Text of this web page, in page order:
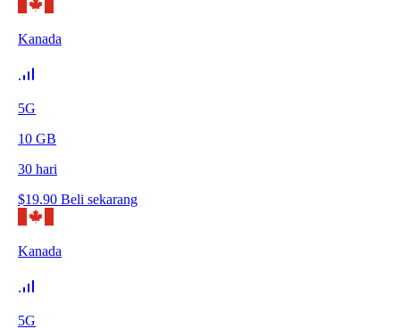
Kanada
5G
10 GB
30 hari
$19.90 Beli sekarang
Kanada
5G